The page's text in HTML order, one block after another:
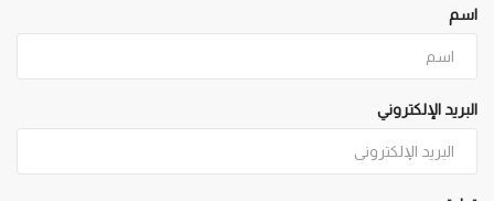
اسم
البريد الإلكتروني